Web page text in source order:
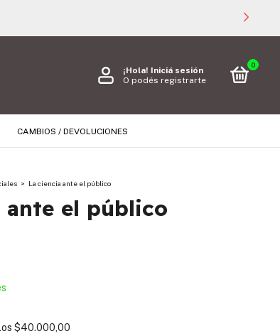
¡Hola! Iniciá sesión
O podés registrarte
0
CAMBIOS / DEVOLUCIONES
> La ciencia ante el público
ante el público
$40.000,00